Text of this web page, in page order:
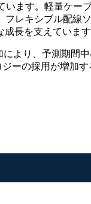
ます。軽量ケー
レキシブル配線
長を支えています
より、予測期間
ーの採用が増加す